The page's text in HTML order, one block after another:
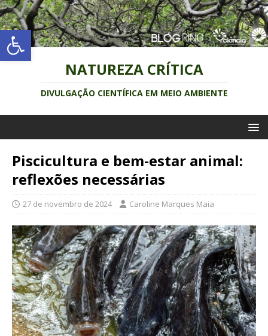
Abrir a barra de ferramentas
NATUREZA CRÍTICA
DIVULGAÇÃO CIENTÍFICA EM MEIO AMBIENTE
Piscicultura e bem-estar animal:
reflexões necessárias
27 de novembro de 2024 Caroline Marques Maia